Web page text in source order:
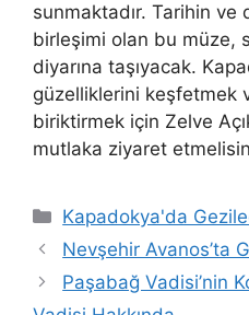
sunmaktadır. Tarihin ve
birleşimi olan bu müze,
diyarına taşıyacak.
güzelliklerini keşfetmek
biriktirmek için Zelve
mutlaka ziyaret
Kategoriler
Kapadokya'da
Nevşehir Avanos’ta
Paşabağ Vadisi’nin